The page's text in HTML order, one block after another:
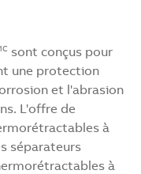
sont conçus pour
une protection
et l'abrasion
L'offre de
à
séparateurs
à